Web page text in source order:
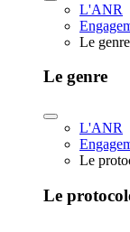
L'ANR
Le genre
Le genre
L'ANR
Le
Le